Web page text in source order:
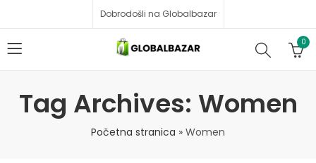
Dobrodošli na Globalbazar
0
Tag Archives: Women
Početna stranica » Women